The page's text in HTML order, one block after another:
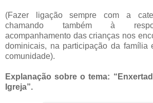
(Fazer ligação sempre com a
chamando também à
acompanhamento das crianças nos
dominicais, na participação da família
comunidade).
Explanação sobre o tema:
Igreja”.